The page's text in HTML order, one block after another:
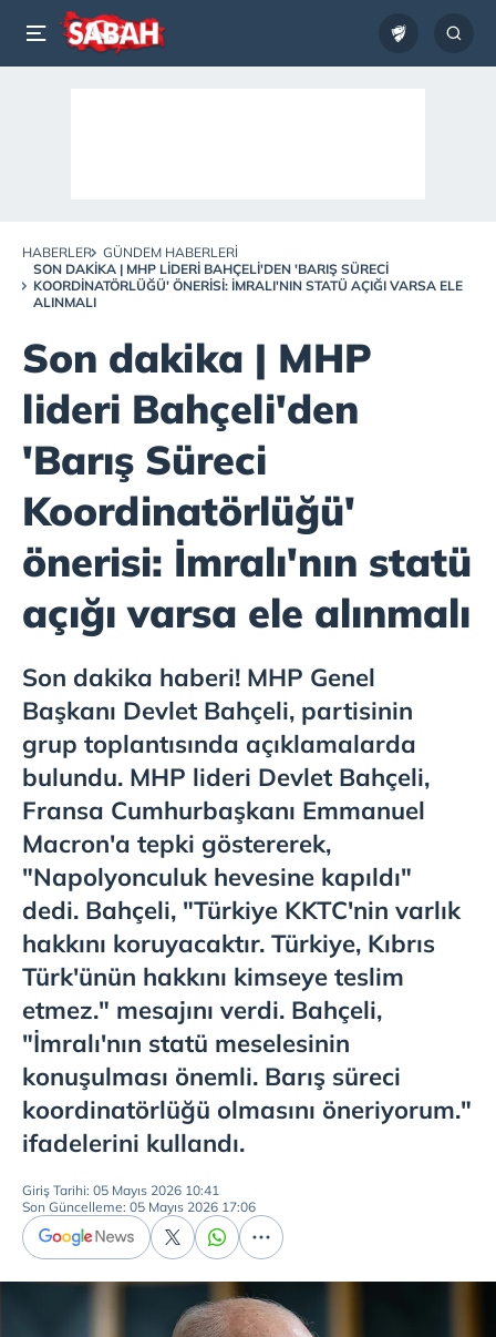
HABERLER
GÜNDEM HABERLERI
SON DAKIKA | MHP LIDERI BAHÇELI'DEN 'BARIŞ SÜRECI
KOORDINATÖRLÜĞÜ' ÖNERISI: İMRALI'NIN STATÜ AÇIĞI VARSA ELE
ALINMALI
Son dakika | MHP
lideri Bahçeli'den
'Barış Süreci
Koordinatörlüğü'
önerisi: İmralı'nın statü
açığı varsa ele alınmalı
Son dakika haberi! MHP Genel
Başkanı Devlet Bahçeli, partisinin
grup toplantısında açıklamalarda
bulundu. MHP lideri Devlet Bahçeli,
Fransa Cumhurbaşkanı Emmanuel
Macron'a tepki göstererek,
"Napolyonculuk hevesine kapıldı"
dedi. Bahçeli, "Türkiye KKTC'nin varlık
hakkını koruyacaktır. Türkiye, Kıbrıs
Türk'ünün hakkını kimseye teslim
etmez." mesajını verdi. Bahçeli,
"İmralı'nın statü meselesinin
konuşulması önemli. Barış süreci
koordinatörlüğü olmasını öneriyorum."
ifadelerini kullandı.
Giriş Tarihi: 05 Mayıs 2026 10:41
Son Güncelleme: 05 Mayıs 2026 17:06